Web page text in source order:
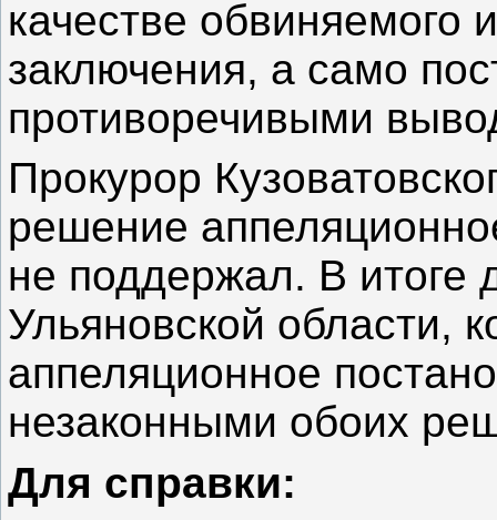
качестве обвиняемого
заключения, а само
противоречивыми
Прокурор
решение
не поддержал. В итоге
Ульяновской области,
аппеляционное
незаконными обоих
Для справки: